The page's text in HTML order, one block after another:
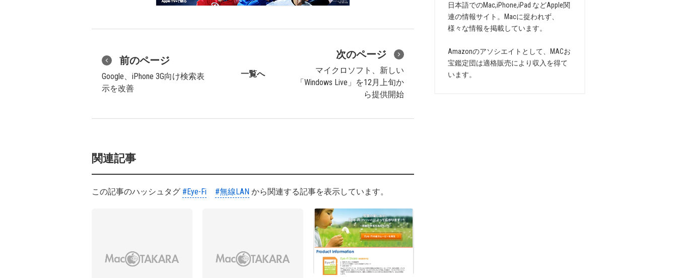
前のページ
Google、iPhone 3G向け検索表
示を改善
一覧へ
次のページ
マイクロソフト、新しい
「Windows Live」を12月上旬か
ら提供開始
関連記事
この記事のハッシュタグ #Eye-Fi #無線LAN から関連する記事を表示しています。
日本語でのMac,iPhone,iPad などApple関
連の情報サイト。Macに捉われず、
様々な情報を掲載しています。
Amazonのアソシエイトとして、MACお
宝鑑定団は適格販売により収入を得て
います。